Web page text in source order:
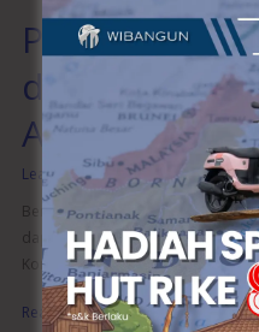
Peran Jasa
dalam
Anda
Leave a Comment /Desain Interior
Berikut ini adalah beberapa
dapat membantu Anda
Konsep Desain yang Personal
Read More »